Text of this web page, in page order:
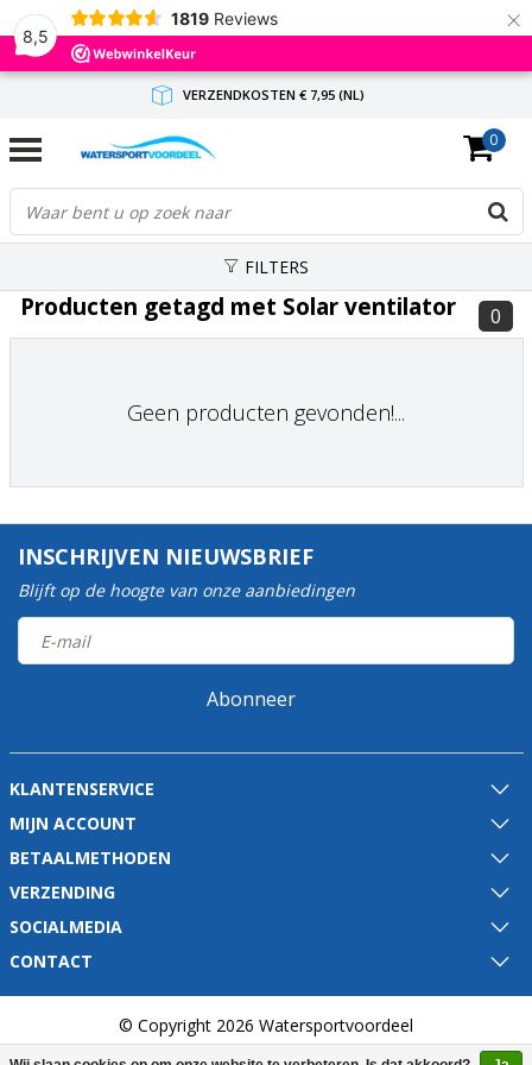
8,5
1819 Reviews ×
VERZENDKOSTEN € 7,95 (NL)
GRATIS VERZENDING(NL) VANAF € 65,-
BINNEN 1-3 WERKDAGEN ANTWOORD
0
FILTERS
Producten getagd met Solar ventilator 0
Geen producten gevonden!...
INSCHRIJVEN NIEUWSBRIEF
Blijft op de hoogte van onze aanbiedingen
Abonneer
KLANTENSERVICE
MIJN ACCOUNT
BETAALMETHODEN
VERZENDING
SOCIALMEDIA
CONTACT
© Copyright 2026 Watersportvoordeel